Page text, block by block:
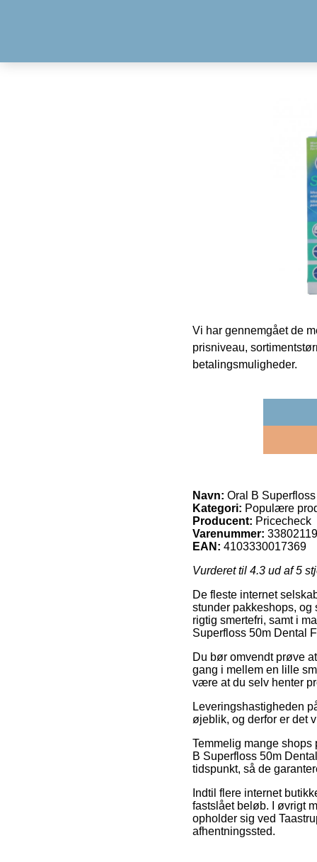
Vi har gennemgået de
prisniveau,
betalingsmuligheder.
Navn: Oral B
Kategori: Populære
Producent: Pricecheck
Varenummer: 33802119
EAN: 4103330017369
Vurderet til 4.3 ud af 5
De fleste internet
stunder pakkeshops, og
rigtig smertefri, samt i
Superfloss 50m Dental
Du bør omvendt prøve
gang i mellem en lille
være at du selv henter
Leveringshastigheden
øjeblik, og derfor er det
Temmelig mange
B Superfloss 50m
tidspunkt, så de
Indtil flere internet
fastslået beløb. I øvrigt
opholder sig ved
afhentningssted.